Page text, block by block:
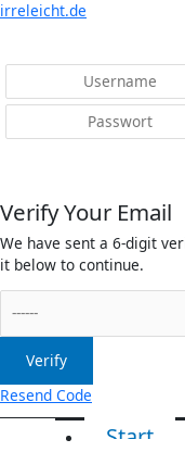
irreleicht.de
Verify Your Email
We have sent a 6-digit
it below to continue.
Verify
Resend Code
Menü
Start